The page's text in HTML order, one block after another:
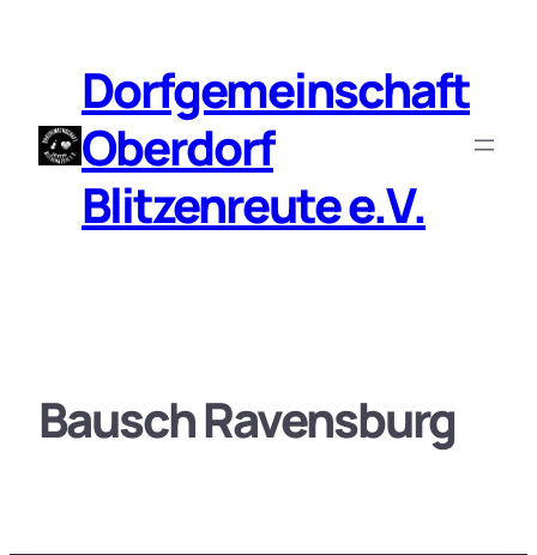
springenDorfgemeinschaft
Oberdorf
Blitzenreute e.V.
Bausch Ravensburg